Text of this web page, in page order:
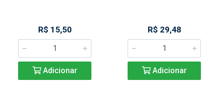
R$ 15,50
Adicionar
R$ 29,48
Adicionar